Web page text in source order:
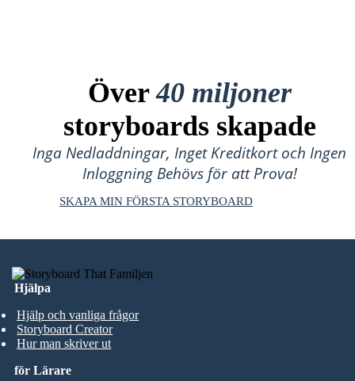
Över40 miljoner
storyboards skapade
Inga Nedladdningar, Inget Kreditkort och Ingen
Inloggning Behövs för att Prova!
SKAPA MIN FÖRSTA STORYBOARD
Hjälpa
Hjälp och vanliga frågor
Storyboard Creator
Hur man skriver ut
för Lärare